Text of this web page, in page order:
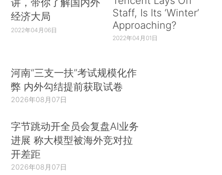
经济大局
2022年04月06日
Staff, Is Its ‘Winter’
Approaching?
2022年04月01日
河南“三支一扶”考试规模化作
弊 内外勾结提前获取试卷
2026年08月07日
字节跳动开全员会复盘AI业务
进展 称大模型被海外竞对拉
开差距
2026年08月07日